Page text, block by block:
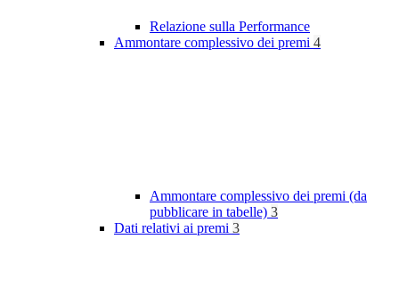
Relazione sulla Performance
Ammontare complessivo dei premi 4
Ammontare complessivo dei premi (da
pubblicare in tabelle) 3
Dati relativi ai premi 3